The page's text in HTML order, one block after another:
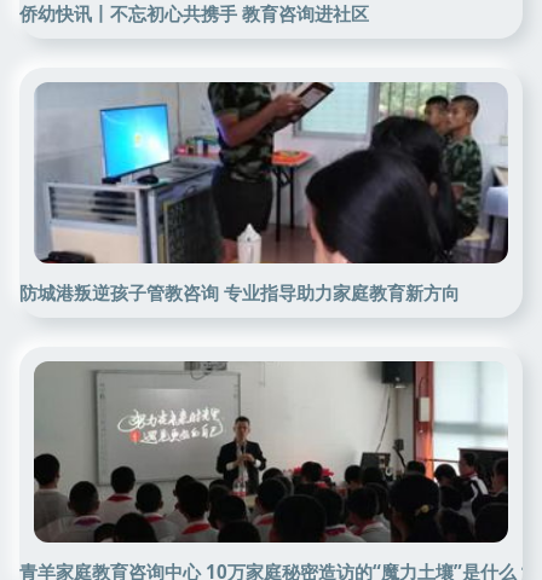
侨幼快讯丨不忘初心共携手 教育咨询进社区
防城港叛逆孩子管教咨询 专业指导助力家庭教育新方向
青羊家庭教育咨询中心 10万家庭秘密造访的“魔力土壤”是什么？